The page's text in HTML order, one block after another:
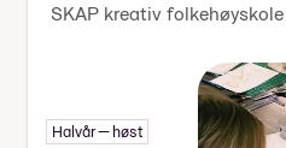
SKAP kreativ folkehøyskole
Halvår — høst